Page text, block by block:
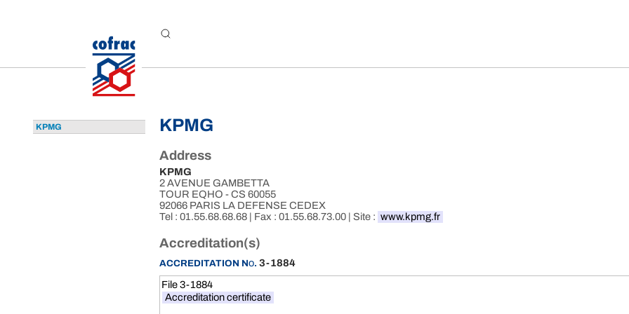
KPMG KPMG
Address
KPMG
2 AVENUE GAMBETTA
TOUR EQHO - CS 60055
92066 PARIS LA DEFENSE CEDEX
Tel : 01.55.68.68.68 | Fax : 01.55.68.73.00 | Site : www.kpmg.fr
Accreditation(s)
ACCREDITATION No. 3-1884
File 3-1884
Accreditation certificate